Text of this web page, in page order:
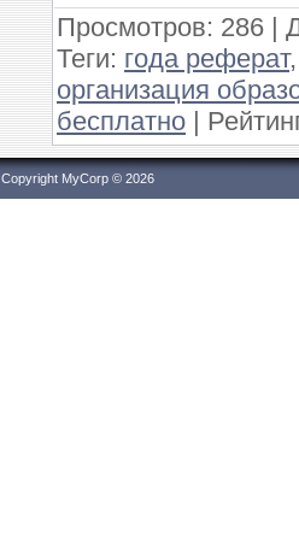
Просмотров: 286 |
Теги: года реферат
организация
бесплатно |
Copyright MyCorp © 2026